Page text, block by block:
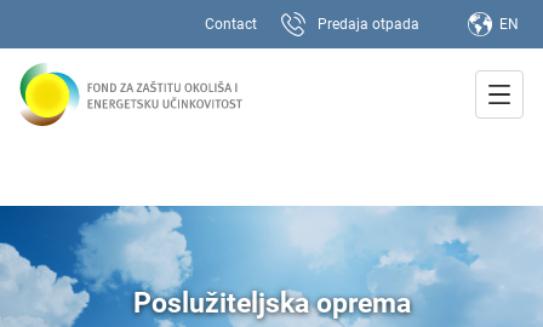
Contact Predaja otpada EN
Poslužiteljska oprema